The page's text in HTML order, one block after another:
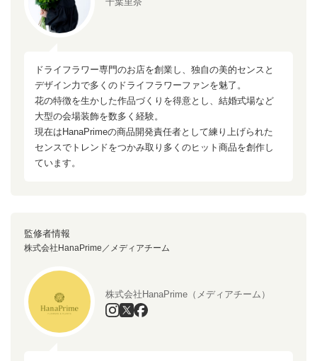
ドライフラワー専門のお店を創業し、独自の美的センスと
デザイン力で多くのドライフラワーファンを魅了。
花の特徴を生かした作品づくりを得意とし、結婚式場など
大型の会場装飾を数多く経験。
現在はHanaPrimeの商品開発責任者として練り上げられた
センスでトレンドをつかみ取り多くのヒット商品を創作し
ています。
監修者情報
株式会社HanaPrime／メディアチーム
株式会社HanaPrime（メディアチーム）